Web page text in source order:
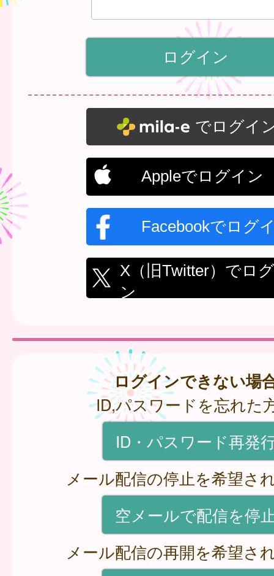
でログイ
Appleでログイン
Facebookでログ
X（旧Twitter）でロ
ン
ログインできない場
ID,パスワードを忘れた
ID・パスワード再発
メール配信の停止を希望さ
空メールで配信を停
メール配信の再開を希望さ